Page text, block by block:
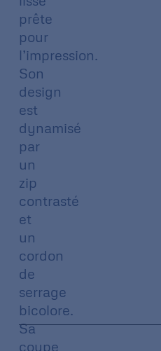
prête
pour
l’impression.
Son
design
est
dynamisé
par
un
zip
contrasté
et
un
cordon
de
serrage
bicolore.
Sa
coupe